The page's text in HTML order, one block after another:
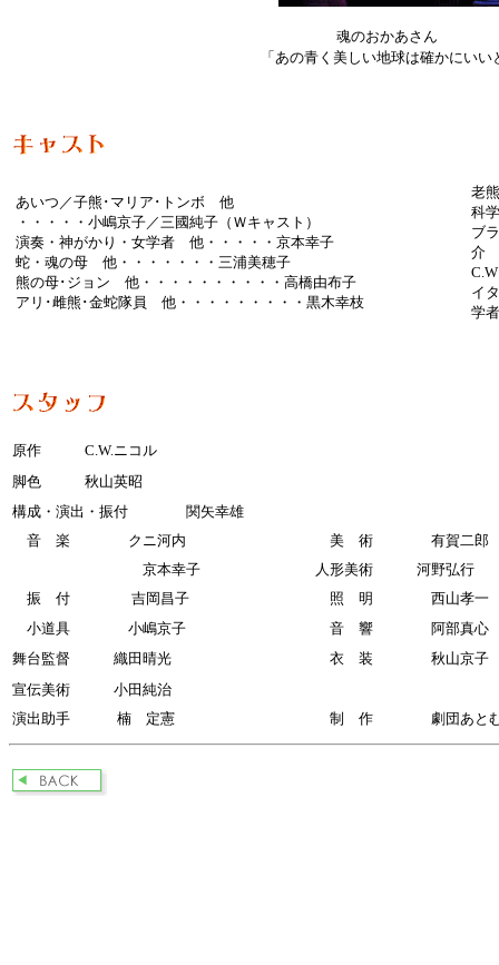
魂の
「あの青く美しい地球は確かにい
あいつ／子熊･マリア･トンボ 他
・・・・・小嶋京子／三國純子（Ｗキャスト）
演奏・神がかり・女学者 他・・・・・京本幸子
蛇・魂の母 他・・・・・・・三浦美穂子
熊の母･ジョン 他・・・・・・・・・・高橋由布子
アリ･雌熊･金蛇隊員 他・・・・・・・・・黒木幸枝
老
科
ブ
介
イ
学
原作 C.W.ニコル
脚色 秋山英昭
構成・演出・振付 関矢
音 楽 クニ河内
美 術 有賀二郎
京本幸子
人形美術 河野弘行
振 付 吉岡昌子
照 明 西山孝一
小道具 小嶋京子
音 響 阿部真心
舞台監督 織田晴光
衣 装 秋山京子
宣伝美術 小田純治
演出助手 楠 定憲
制 作 劇団あと